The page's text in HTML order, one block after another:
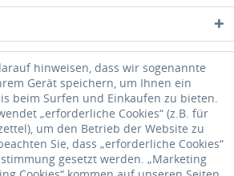
Mehrwertsteuer zzgl.Versandkosten, wenn nicht
anders beschrieben
Datenschutz
Zahlung
hinweisen, dass wir sogenannte
Gerät speichern, um Ihnen ein
beim Surfen und Einkaufen zu bieten.
„erforderliche Cookies“ (z.B. für
um den Betrieb der Website zu
Sie, dass „erforderliche Cookies“
gesetzt werden. „Marketing